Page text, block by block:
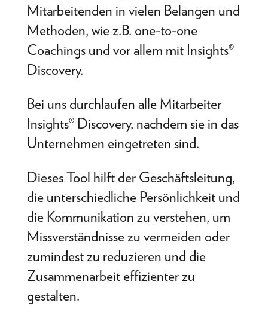
Mitarbeitenden in vielen Belangen und
Methoden, wie z.B. one-to-one
Coachings und vor allem mit Insights®
Discovery.
Bei uns durchlaufen alle Mitarbeiter
Insights® Discovery, nachdem sie in das
Unternehmen eingetreten sind.
Dieses Tool hilft der Geschäftsleitung,
die unterschiedliche Persönlichkeit und
die Kommunikation zu verstehen, um
Missverständnisse zu vermeiden oder
zumindest zu reduzieren und die
Zusammenarbeit effizienter zu
gestalten.